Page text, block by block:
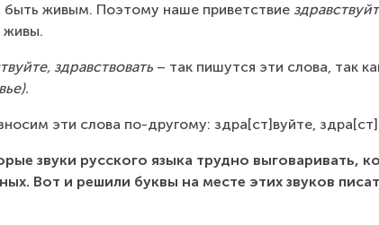
быть живым. Поэтому наше приветствие
живы.
здравствовать – так пишутся эти слова, так
эти слова по-другому: здра[ст]вуйте,
звуки русского языка трудно выговаривать,
Вот и решили буквы на месте этих звуков